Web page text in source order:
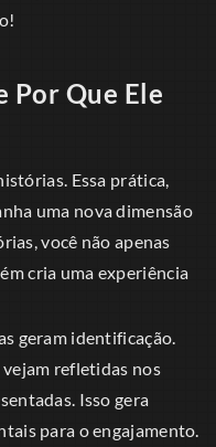
Por Que Ele
Essa prática,
uma nova dimensão
você não apenas
cria uma experiência
geram identificação.
vejam refletidas nos
Isso gera
para o engajamento.